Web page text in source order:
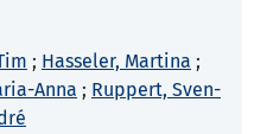
; Hasseler, Martina ;
Anna ; Ruppert, Sven-